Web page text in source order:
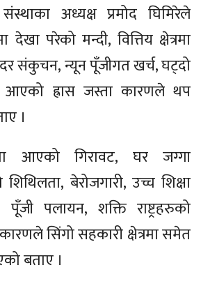
अध्यक्ष प्रमोद घिमिरेले
देखा परेको मन्दी, वित्तिय क्षेत्रमा
संकुचन, न्यून पूँजीगत खर्च, घट्दो
आएको ह्रास जस्ता कारणले थप
।
आएको गिरावट, घर जग्गा
बेरोजगारी, उच्च शिक्षा
पलायन, शक्ति राष्ट्रहरुको
कारणले सिंगो सहकारी क्षेत्रमा समेत
बताए ।